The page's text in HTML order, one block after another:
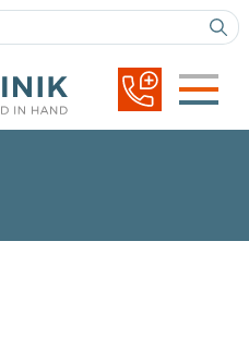
Navigation
überspringen